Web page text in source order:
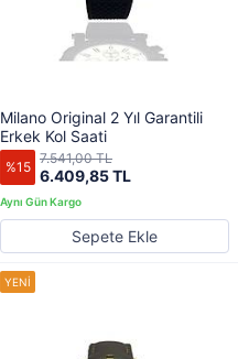
Milano Original 2 Yıl Garantili
Erkek Kol Saati
%15 6.409,85 TL
7.541,00 TL
Sepete Ekle